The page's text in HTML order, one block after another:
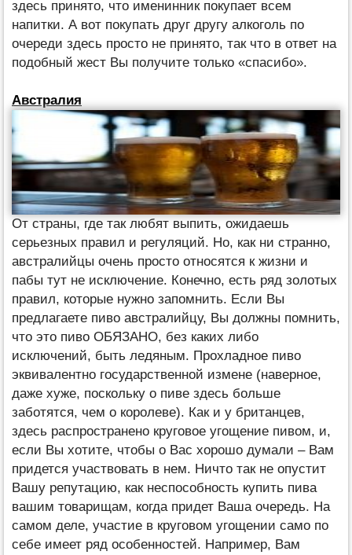
здесь принято, что именинник покупает всем
напитки. А вот покупать друг другу алкоголь по
очереди здесь просто не принято, так что в ответ на
подобный жест Вы получите только «спасибо».
Австралия
От страны, где так любят выпить, ожидаешь
серьезных правил и регуляций. Но, как ни странно,
австралийцы очень просто относятся к жизни и
пабы тут не исключение. Конечно, есть ряд золотых
правил, которые нужно запомнить. Если Вы
предлагаете пиво австралийцу, Вы должны помнить,
что это пиво ОБЯЗАНО, без каких либо
исключений, быть ледяным. Прохладное пиво
эквивалентно государственной измене (наверное,
даже хуже, поскольку о пиве здесь больше
заботятся, чем о королеве). Как и у британцев,
здесь распространено круговое угощение пивом, и,
если Вы хотите, чтобы о Вас хорошо думали – Вам
придется участвовать в нем. Ничто так не опустит
Вашу репутацию, как неспособность купить пива
вашим товарищам, когда придет Ваша очередь. На
самом деле, участие в круговом угощении само по
себе имеет ряд особенностей. Например, Вам